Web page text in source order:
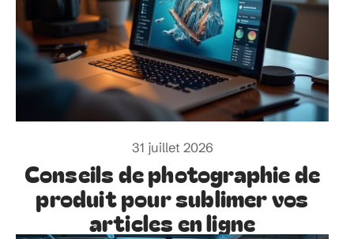
31 juillet 2026
Conseils de photographie de
produit pour sublimer vos
articles en ligne